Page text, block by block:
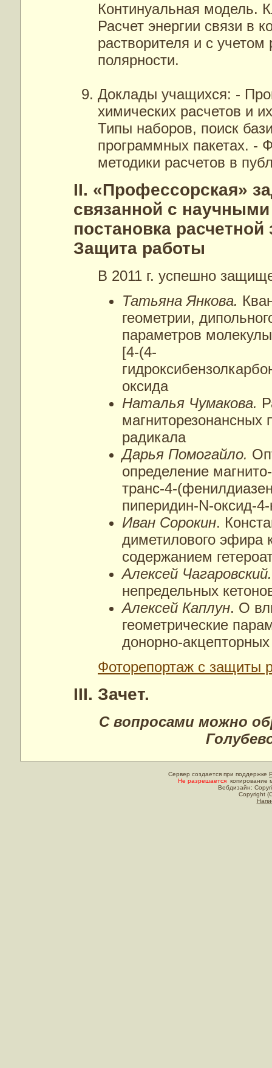
Континуальная модель.
Расчет энергии связи в
растворителя и с учетом
полярности.
Доклады учащихся: -
химических расчетов и
Типы наборов, поиск
программных пакетах. -
методики расчетов в
II. «Профессорская»
связанной с
постановка
Защита работы
В 2011 г. успешно
Татьяна Янкова.
геометрии,
параметров
[4-(4-
оксида
Наталья Чумакова.
магниторезонансных
радикала
Дарья Помогайло.
определение
транс-4-
пиперидин-N-оксид-
Иван Сорокин.
диметилового эфира
содержанием
Алексей
непредельных
Алексей Каплун. О
геометрические
донорно-
Фоторепортаж с защиты
III. Зачет.
С вопросами можно
Сервер создается при поддержке
Не разрешается копирование
Вебдизайн:
Copyright